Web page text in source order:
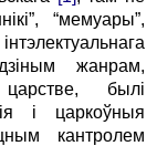
“мемуары”,
жанрам,
былі
і царкоўныя
кантролем